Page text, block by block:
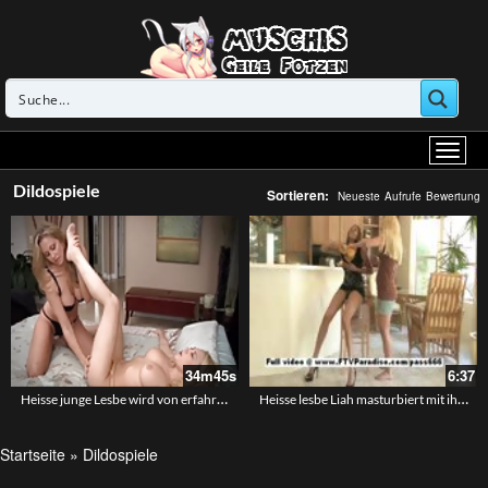
Dildospiele Sortieren: Neueste Aufrufe Bewertung
34m45s
Heisse junge Lesbe wird von erfahrener Frau gefingert
6:37
Heisse lesbe Liah masturbiert mit ihrer Freundin
Startseite » Dildospiele